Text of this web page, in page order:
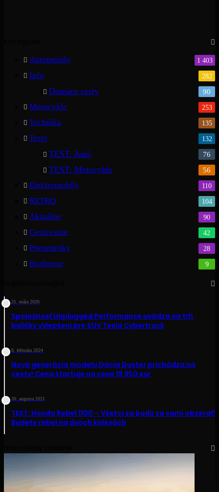
Automobily 1 403
Info 282
Domáce cesty 90
Motocykle 253
Technika 135
Testy 132
TEST: Autá 76
TEST: Motocykle 56
Elektromobily 110
RETRO 104
Aktuálne 90
Cestovanie 42
Pneumatiky 28
Rozhovor 9
21. mája 2026
Spoločnosť Unplugged Performance uvádza na trh
balíčky vylepšení pre SUV Tesla Cybertruck
8. februára 2024
Nová generácia modelu Dacia Duster prichádza na
cesty! Cena štartuje na cene 18 950 eur
30. augusta 2021
TEST: Honda Rebel 1100 – Všetci sa budú za vami obzerať!
Budete rebel na dvoch kolesách